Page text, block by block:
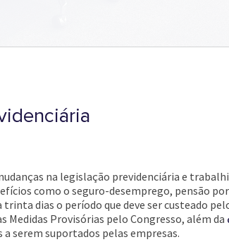
na legislação previdenciária e
como o seguro-desemprego, pensão
dias o período que deve ser custeado
Medidas Provisórias pelo Congresso, além da
serem suportados pelas empresas.